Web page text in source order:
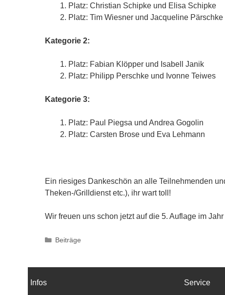
Platz: Christian Schipke und Elisa Schipke
Platz: Tim Wiesner und Jacqueline Pärschke
Kategorie 2:
Platz: Fabian Klöpper und Isabell Janik
Platz: Philipp Perschke und Ivonne Teiwes
Kategorie 3:
Platz: Paul Piegsa und Andrea Gogolin
Platz: Carsten Brose und Eva Lehmann
Ein riesiges Dankeschön an alle Teilnehmenden
Theken-/Grilldienst etc.), ihr wart toll!
Wir freuen uns schon jetzt auf die 5. Auflage im Jahr
Kategorien
Beiträge
Infos Service